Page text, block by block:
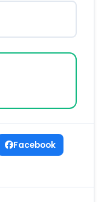
Facebook